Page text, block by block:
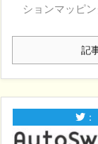
ションマッピ
記
：